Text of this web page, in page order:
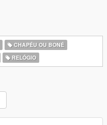
CHAPÉU OU BONÉ
RELÓGIO